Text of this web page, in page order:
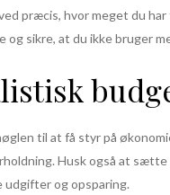
præcis, hvor meget du
og sikre, at du ikke bruger
til at få styr på
Husk også at
udgifter og opsparing.